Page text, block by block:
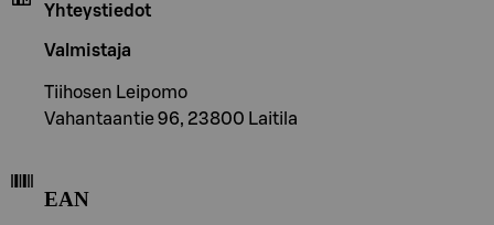
Yhteystiedot
Valmistaja
Tiihosen Leipomo
Vahantaantie 96, 23800 Laitila
EAN